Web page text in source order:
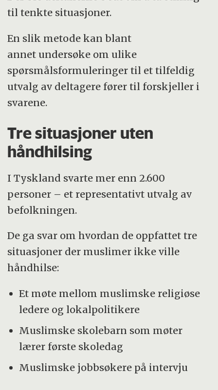
til tenkte situasjoner.
En slik metode kan blant
annet undersøke om ulike
spørsmålsformuleringer til et tilfeldig
utvalg av deltagere fører til forskjeller i
svarene.
Tre situasjoner uten
håndhilsing
I Tyskland svarte mer enn 2.600
personer – et representativt utvalg av
befolkningen.
De ga svar om hvordan de oppfattet tre
situasjoner der muslimer ikke ville
håndhilse:
Et møte mellom muslimske religiøse
ledere og lokalpolitikere
Muslimske skolebarn som møter
lærer første skoledag
Muslimske jobbsøkere på intervju